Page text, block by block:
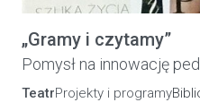
„Gramy i czytamy”
Pomysł na innowację
TeatrProjekty i programy